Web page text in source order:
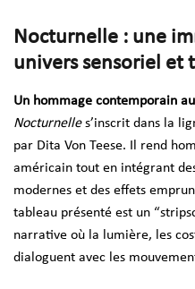
Nocturnelle : une
univers sensoriel et
Un hommage contemporain
Nocturnelle s’inscrit dans la
par Dita Von Teese. Il rend
américain tout en intégrant
modernes et des effets
tableau présenté est un
narrative où la lumière, les
dialoguent avec les